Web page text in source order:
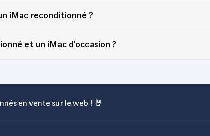
iMac reconditionné ?
et un iMac d'occasion ?
en vente sur le web ! 🤘